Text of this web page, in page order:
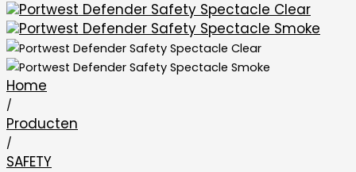
Home
/
Producten
/
SAFETY